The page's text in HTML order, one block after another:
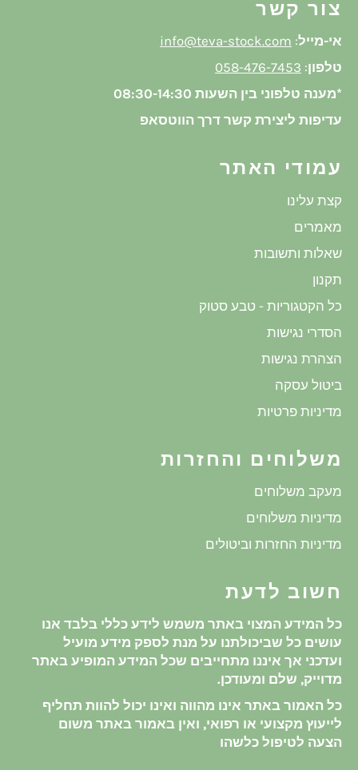
צור קשר
אי-מייל:
info@teva-stock.com
טלפון:
058-476-7453
*מענה טלפוני בין השעות 08:30-14:30
עדיפות ליצירת קשר דרך הווטסאפ
עמודי האתר
קצת עלינו
מאמרים
שאלות ותשובות
תקנון
כל הקטגוריות - טבע סטוק
הסדרי נגישות
הצהרת נגישות
ביטול עסקה
מדיניות פרטיות
משלוחים והחזרות
מעקב משלוחים
מדיניות משלוחים
מדיניות החזרות וביטולים
חשוב לדעת
כל המידע המצוי באתר משמש לידע כללי בלבד אנו
עושים כל שביכולתנו על מנת לספק מידע מועיל
ועדכני אך איננו מתחייבים שכל המידע המופיע באתר
מדוייק, שלם ומעודכן.
כל האמור באתר אינו מהווה ואינו יכול להוות תחליף
לייעוץ מקצועי או רפואי, ואין באמור באתר משום
הצעה לטיפול כלשהו